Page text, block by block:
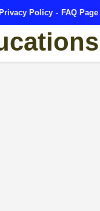
Privacy Policy FAQ Page